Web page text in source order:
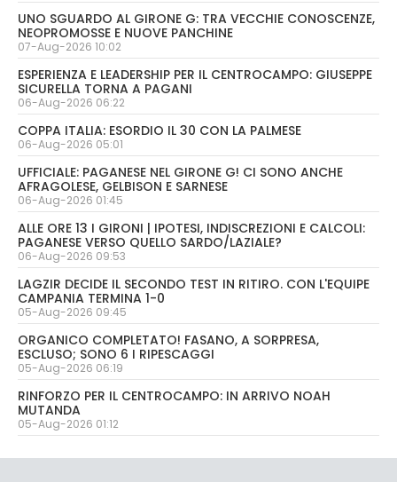
UNO SGUARDO AL GIRONE G: TRA VECCHIE CONOSCENZE,
NEOPROMOSSE E NUOVE PANCHINE
07-Aug-2026 10:02
ESPERIENZA E LEADERSHIP PER IL CENTROCAMPO: GIUSEPPE
SICURELLA TORNA A PAGANI
06-Aug-2026 06:22
COPPA ITALIA: ESORDIO IL 30 CON LA PALMESE
06-Aug-2026 05:01
UFFICIALE: PAGANESE NEL GIRONE G! CI SONO ANCHE
AFRAGOLESE, GELBISON E SARNESE
06-Aug-2026 01:45
ALLE ORE 13 I GIRONI | IPOTESI, INDISCREZIONI E CALCOLI:
PAGANESE VERSO QUELLO SARDO/LAZIALE?
06-Aug-2026 09:53
LAGZIR DECIDE IL SECONDO TEST IN RITIRO. CON L'EQUIPE
CAMPANIA TERMINA 1-0
05-Aug-2026 09:45
ORGANICO COMPLETATO! FASANO, A SORPRESA,
ESCLUSO; SONO 6 I RIPESCAGGI
05-Aug-2026 06:19
RINFORZO PER IL CENTROCAMPO: IN ARRIVO NOAH
MUTANDA
05-Aug-2026 01:12